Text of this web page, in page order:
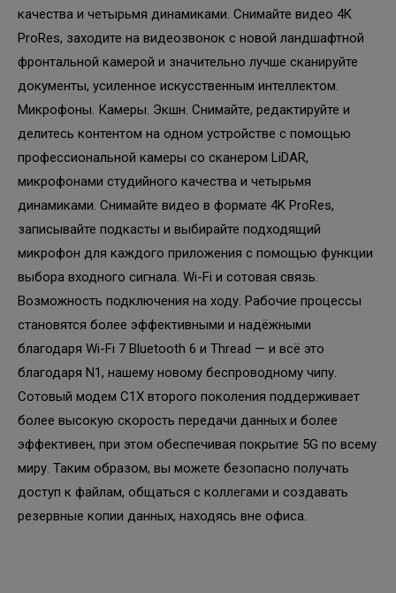
качества и четырьмя динамиками. Снимайте видео 4K
ProRes, заходите на видеозвонок с новой ландшафтной
фронтальной камерой и значительно лучше сканируйте
документы, усиленное искусственным интеллектом.
Микрофоны. Камеры. Экшн. Снимайте, редактируйте и
делитесь контентом на одном устройстве с помощью
профессиональной камеры со сканером LiDAR,
микрофонами студийного качества и четырьмя
динамиками. Снимайте видео в формате 4K ProRes,
записывайте подкасты и выбирайте подходящий
микрофон для каждого приложения с помощью функции
выбора входного сигнала. Wi-Fi и сотовая связь.
Возможность подключения на ходу. Рабочие процессы
становятся более эффективными и надёжными
благодаря Wi-Fi 7 Bluetooth 6 и Thread — и всё это
благодаря N1, нашему новому беспроводному чипу.
Сотовый модем C1X второго поколения поддерживает
более высокую скорость передачи данных и более
эффективен, при этом обеспечивая покрытие 5G по всему
миру. Таким образом, вы можете безопасно получать
доступ к файлам, общаться с коллегами и создавать
резервные копии данных, находясь вне офиса.